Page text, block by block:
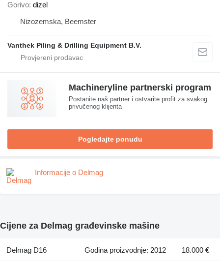
Gorivo dizel
Nizozemska, Beemster
Vanthek Piling & Drilling Equipment B.V.
Machineryline partnerski program
Postanite naš partner i ostvarite profit za svakog
privučenog klijenta
Pogledajte ponudu
Informacije o Delmag
Cijene za Delmag građevinske mašine
Delmag D16 Godina proizvodnje: 2012 18.000 €